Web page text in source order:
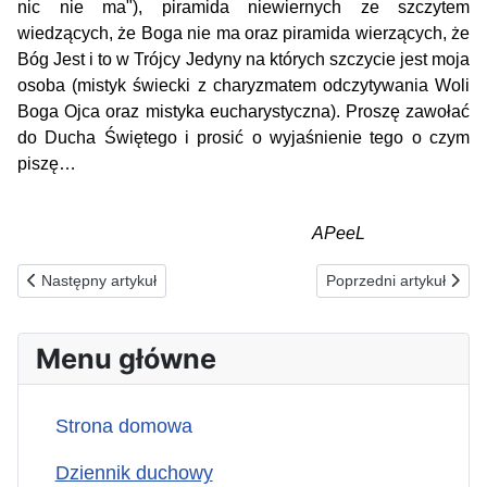
nic nie ma"), piramida niewiernych ze szczytem
wiedzących, że Boga nie ma oraz piramida wierzących, że
Bóg Jest i to w Trójcy Jedyny na których szczycie jest moja
osoba (mistyk świecki z charyzmatem odczytywania Woli
Boga Ojca oraz mistyka eucharystyczna). Proszę zawołać
do Ducha Świętego i prosić o wyjaśnienie tego o czym
piszę…
APeeL
Poprzednia strona: 08.07.2026(ś) ZA NIEWIDOMYCH OD
Następny artykuł Następna strona:
Poprzedni artykuł
Menu główne
Strona domowa
Dziennik duchowy